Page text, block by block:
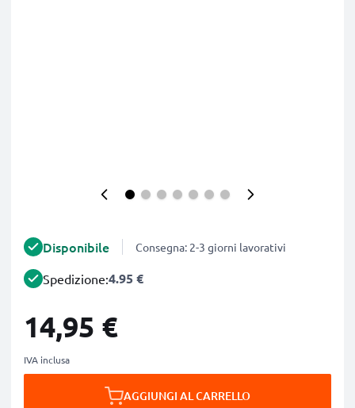
Disponibile Consegna: 2-3 giorni lavorativi
Spedizione:4.95 €
14,95 €
IVA inclusa
AGGIUNGI AL CARRELLO